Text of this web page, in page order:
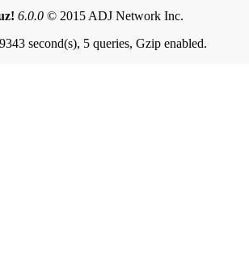
6.0.0 © 2015 ADJ Network Inc.
second(s), 5 queries, Gzip enabled.